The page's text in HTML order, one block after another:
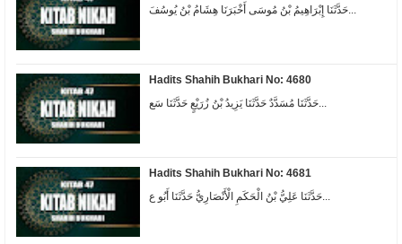
حَدَّثَنَا إِبْرَاهِيمُ بْنُ مُوسَى أَخْبَرَنَا هِشَامُ بْنُ يُوسُفَ...
Hadits Shahih Bukhari No: 4680
حَدَّثَنَا مُسَدَّدٌ حَدَّثَنَا يَزِيدُ بْنُ زُرَيْعٍ حَدَّثَنَا سَع...
Hadits Shahih Bukhari No: 4681
حَدَّثَنَا عَلِيُّ بْنُ الْحَكَمِ الْأَنْصَارِيُّ حَدَّثَنَا أَبُو ع...